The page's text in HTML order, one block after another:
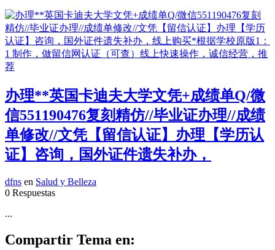
办理**英国卡迪夫大学文凭+成绩单Q/微
信551190476复刻精仿//毕业证办理//成绩
单修改//文凭【留信认证】办理【学历认
证】咨询，国外证件遗失补办，
dfns en Salud y Belleza
0 Respuestas
...
Compartir Tema en: